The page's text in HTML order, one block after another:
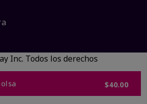
$40.00
Inc. Todos los derechos
de cookies